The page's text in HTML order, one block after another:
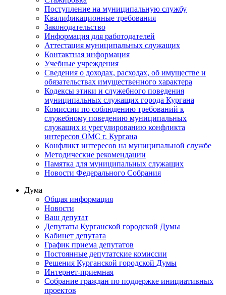
Поступление на муниципальную службу
Квалификационные требования
Законодательство
Информация для работодателей
Аттестация муниципальных служащих
Контактная информация
Учебные учреждения
Сведения о доходах, расходах, об имуществе и
обязательствах имущественного характера
Кодексы этики и служебного поведения
муниципальных служащих города Кургана
Комиссии по соблюдению требований к
служебному поведению муниципальных
служащих и урегулированию конфликта
интересов ОМС г. Кургана
Конфликт интересов на муниципальной службе
Методические рекомендации
Памятка для муниципальных служащих
Новости Федерального Cобрания
Дума
Общая информация
Новости
Ваш депутат
Депутаты Курганской городской Думы
Кабинет депутата
График приема депутатов
Постоянные депутатские комиссии
Решения Курганской городской Думы
Интернет-приемная
Собрание граждан по поддержке инициативных
проектов